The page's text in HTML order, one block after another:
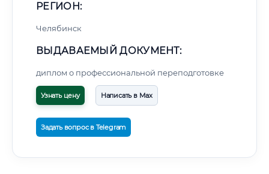
РЕГИОН:
Челябинск
ВЫДАВАЕМЫЙ ДОКУМЕНТ:
диплом о профессиональной переподготовке
Узнать цену Написать в Max
Задать вопрос в Telegram